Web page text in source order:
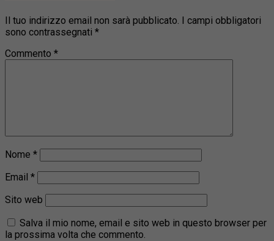
Il tuo indirizzo email non sarà pubblicato. I campi obbligatori
sono contrassegnati *
Commento *
Nome *
Email *
Sito web
Salva il mio nome, email e sito web in questo browser per
la prossima volta che commento.